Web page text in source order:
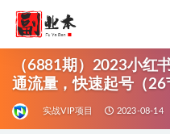
（6881期）2023小红
通流量，快速起号（26
实战VIP项目 2023-08-14